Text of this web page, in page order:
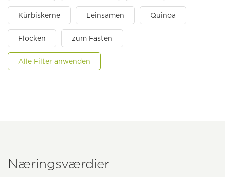
Kürbiskerne Leinsamen Quinoa
Flocken zum Fasten
Alle Filter anwenden
Næringsværdier